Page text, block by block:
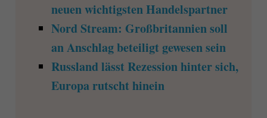
neuen wichtigsten Handelspartner
Nord Stream: Großbritannien soll
an Anschlag beteiligt gewesen sein
Russland lässt Rezession hinter sich,
Europa rutscht hinein